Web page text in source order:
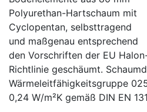
Polyurethan-Hartschaum mit
Cyclopentan, selbsttragend
und maßgenau entsprechend
den Vorschriften der EU
Richtlinie geschäumt.
Wärmeleitfähigkeitsgruppe
0,24 W/m²K gemäß DIN EN